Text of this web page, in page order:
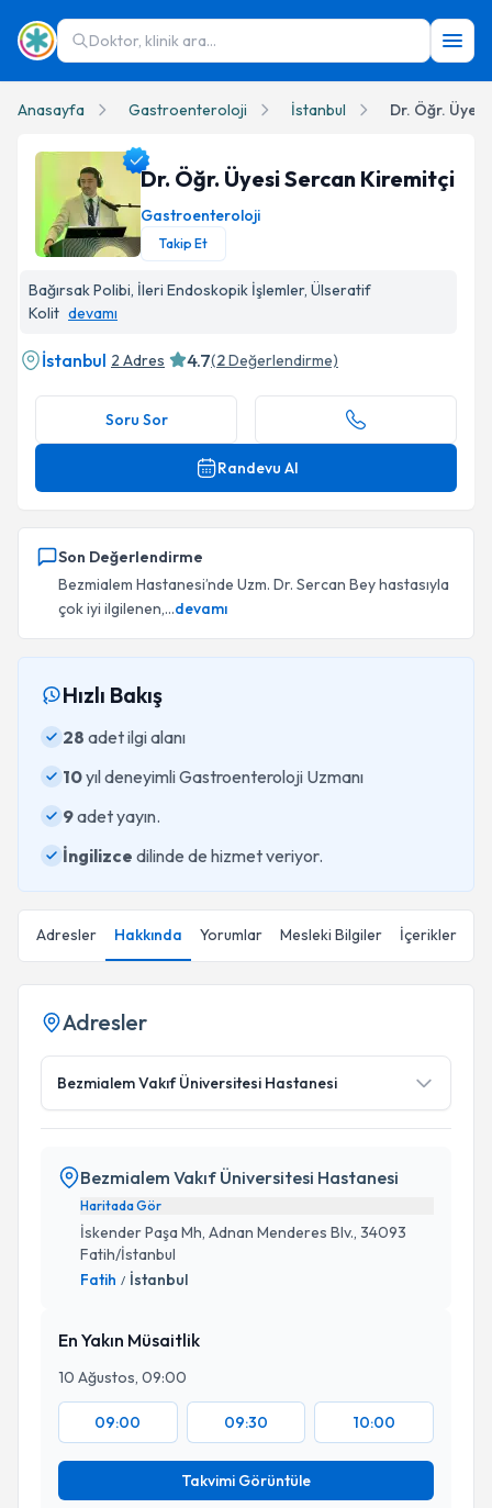
Doktor, klinik ara...
Anasayfa Gastroenteroloji İstanbul Dr. Öğr.
Dr. Öğr. Üyesi Sercan Kiremitçi
Gastroenteroloji
Takip Et
Bağırsak Polibi, İleri Endoskopik İşlemler, Ülseratif
Kolit devamı
İstanbul 2 Adres 4.7(2Değerlendirme)
Soru Sor
Randevu Al
Son Değerlendirme
Bezmialem Hastanesi’nde Uzm. Dr. Sercan Bey hastasıyla
çok iyi ilgilenen,...devamı
Hızlı Bakış
28 adet ilgi alanı
10yıl deneyimli Gastroenteroloji Uzmanı
9adet yayın.
İngilizce dilinde de hizmet veriyor.
Adresler Hakkında Yorumlar Mesleki Bilgiler İçerikler
Adresler
Bezmialem Vakıf Üniversitesi Hastanesi
Bezmialem Vakıf Üniversitesi Hastanesi
Haritada Gör
İskender Paşa Mh, Adnan Menderes Blv., 34093
Fatih/İstanbul
Fatih / İstanbul
En Yakın Müsaitlik
10 Ağustos, 09:00
09:00 09:30 10:00
Takvimi Görüntüle